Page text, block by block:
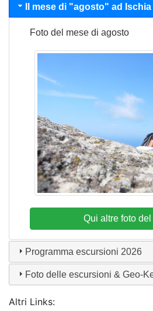
In minibus per i vulcani
Ischia. I vulcani e le
Casamicciola
ca. 3 Std.
Il mese di "agosto" ad Ischia
Foto del mese diagosto
Programma escursioni 2026
Foto delle escursioni & Geo-
Altri Links: